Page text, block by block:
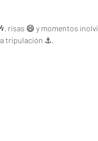
risas 😄 y momentos
tripulación ⚓.